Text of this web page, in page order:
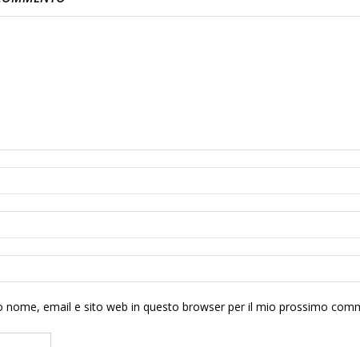
nome, email e sito web in questo browser per il mio prossimo